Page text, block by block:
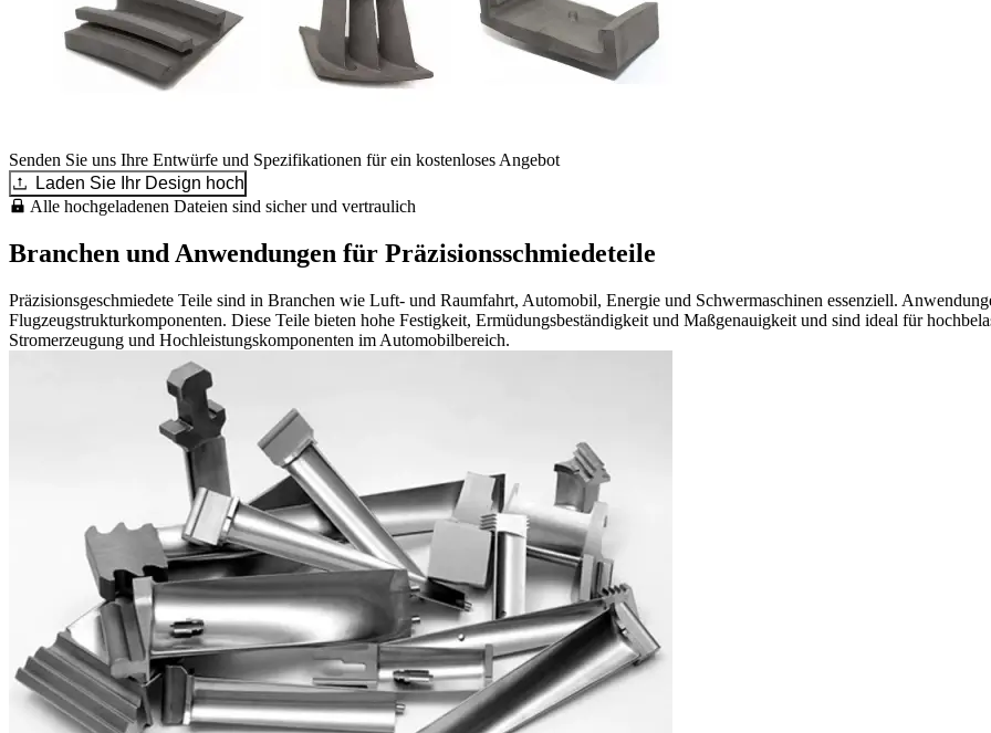
Senden Sie uns Ihre Entwürfe und Spezifikationen für ein kostenloses Angebot
Laden Sie Ihr Design hoch
Alle hochgeladenen Dateien sind sicher und vertraulich
Branchen und Anwendungen für Präzisionsschmiedeteile
Präzisionsgeschmiedete Teile sind in Branchen wie Luft- und Raumfahrt, Automobil, Energie und Schwermaschinen essenziell.
Flugzeugstrukturkomponenten. Diese Teile bieten hohe Festigkeit, Ermüdungsbeständigkeit und Maßgenauigkeit und sind ideal für
Stromerzeugung und Hochleistungskomponenten im Automobilbereich.